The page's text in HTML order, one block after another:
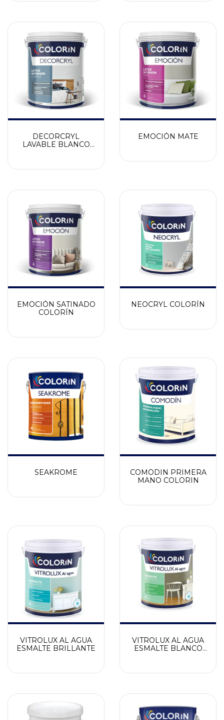
DECORCRYL
LAVABLE BLANCO
EMOCIÓN MATE
EMOCIÓN SATINADO
COLORÍN
NEOCRYL COLORÍN
SEAKROME
COMODIN PRIMERA
MANO COLORIN
VITROLUX AL AGUA
ESMALTE BRILLANTE
VITROLUX AL AGUA
ESMALTE BLANCO